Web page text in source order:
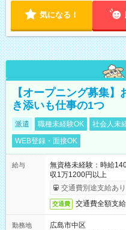
気になる！
【オープニング募集
き添いも仕事の1つ
派遣 職種未経験OK 社会人未
WEB登録・面接OK
給与
無資格未経験：時給
収1万1200円以上
交通費別途支給あり
交通費 交通費全額支給
勤務地
広島市中区